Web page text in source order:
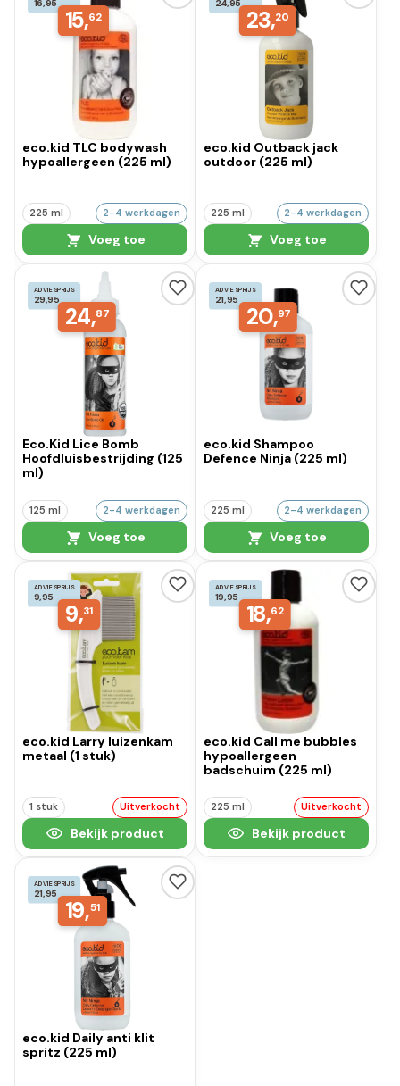
15,62
eco.kid TLC bodywash
hypoallergeen (225 ml)
225 ml 2-4 werkdagen
Voeg toe
23,20
eco.kid Outback jack
outdoor (225 ml)
225 ml 2-4 werkdagen
Voeg toe
ADVIESPRIJS
29,95
24,87
Eco.Kid Lice Bomb
Hoofdluisbestrijding (125
ml)
125 ml 2-4 werkdagen
Voeg toe
ADVIESPRIJS
21,95
20,97
eco.kid Shampoo
Defence Ninja (225 ml)
225 ml 2-4 werkdagen
Voeg toe
ADVIESPRIJS
9,95
9,31
eco.kid Larry luizenkam
metaal (1 stuk)
1 stuk Uitverkocht
Bekijk product
ADVIESPRIJS
19,95
18,62
eco.kid Call me bubbles
hypoallergeen
badschuim (225 ml)
225 ml Uitverkocht
Bekijk product
ADVIESPRIJS
21,95
19,51
eco.kid Daily anti klit
spritz (225 ml)